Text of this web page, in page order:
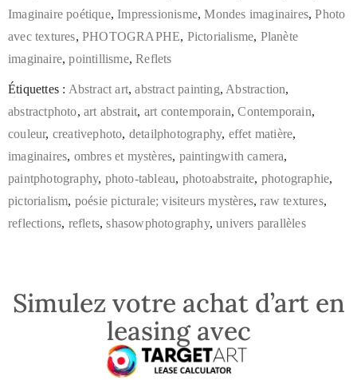
Imaginaire poétique,Impressionisme,Mondes imaginaires,Photo
avec textures,PHOTOGRAPHE, Pictorialisme, Planète
imaginaire,pointillisme,Reflets
Étiquettes : Abstract art,abstract painting, Abstraction,
abstractphoto,art abstrait, art contemporain,Contemporain,
couleur, creativephoto, detailphotography, effet matière,
imaginaires, ombres et mystères, paintingwith camera,
paintphotography, photo-tableau, photoabstraite, photographie,
pictorialism, poésie picturale; visiteurs mystères,raw textures,
reflections, reflets,shasowphotography,univers parallèles
Simulez votre achat d’art en
leasing avec